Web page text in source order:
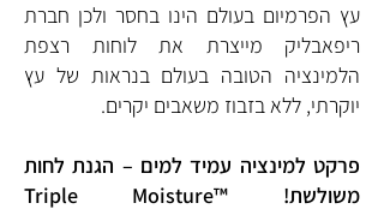
עץ הפרמיום בעולם הינו בחסר ולכן חברת
ריפאבליק מייצרת את לוחות רצפת
הלמינציה הטובה בעולם בנראות של עץ
יוקרתי, ללא בזבוז משאבים יקרים.
פרקט למינציה עמיד למים – הגנת לחות
משולשת! ™Triple Moisture